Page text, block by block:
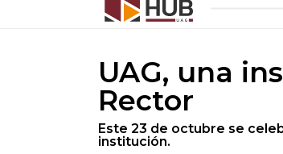
UAG, una
Rector
Este 23 de octubre se
institución.